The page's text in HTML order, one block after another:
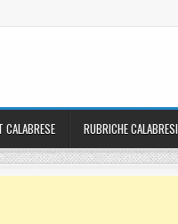
CALABRESE RUBRICHE CALABRESI